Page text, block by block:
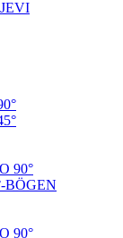
90°
BÖGEN
90°